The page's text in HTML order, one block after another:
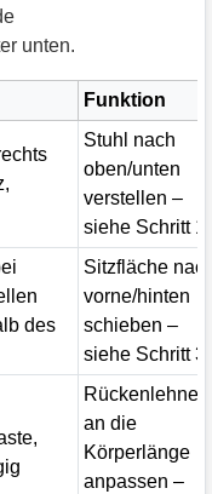
unten.
Funktion
Stuhl nach
oben/unten
verstellen –
siehe Schritt 1
des
Sitzfläche
vorne/hinten
schieben –
siehe Schritt 3
Rückenlehne
an die
Körperlänge
anpassen –